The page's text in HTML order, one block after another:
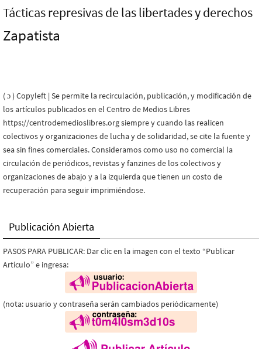
Tácticas represivas de las libertades y derechos
Zapatista
( ɔ ) Copyleft | Se permite la recirculación, publicación, y modificación de
los artículos publicados en el Centro de Medios Libres
https://centrodemedioslibres.org siempre y cuando las realicen
colectivos y organizaciones de lucha y de solidaridad, se cite la fuente y
sea sin fines comerciales. Consideramos como uso no comercial la
circulación de periódicos, revistas y fanzines de los colectivos y
organizaciones de abajo y a la izquierda que tienen un costo de
recuperación para seguir imprimiéndose.
Publicación Abierta
PASOS PARA PUBLICAR: Dar clic en la imagen con el texto “Publicar
Artículo” e ingresa:
(nota: usuario y contraseña serán cambiados periódicamente)